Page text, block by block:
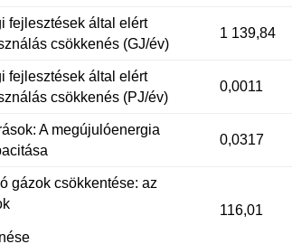
fejlesztések által elért
csökkenés (GJ/év)
1 139,84
fejlesztések által elért
csökkenés (PJ/év)
0,0011
A megújulóenergia
0,0317
gázok csökkentése: az
116,01